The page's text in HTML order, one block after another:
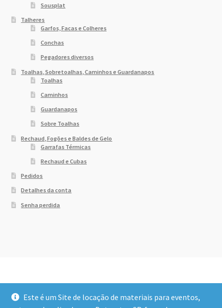
Este é um Site de locação de materiais para eventos,
Sousplat
Talheres
Garfos, Facas e Colheres
Conchas
Pegadores diversos
Toalhas, Sobretoalhas, Caminhos e Guardanapos
Toalhas
Caminhos
Guardanapos
Sobre Toalhas
Rechaud, Fogões e Baldes de Gelo
Garrafas Térmicas
Rechaud e Cubas
Pedidos
Detalhes da conta
Senha perdida